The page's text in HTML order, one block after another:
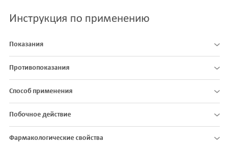
Инструкция по применению
Показания
Противопоказания
Способ применения
Побочное действие
Фармакологические свойства